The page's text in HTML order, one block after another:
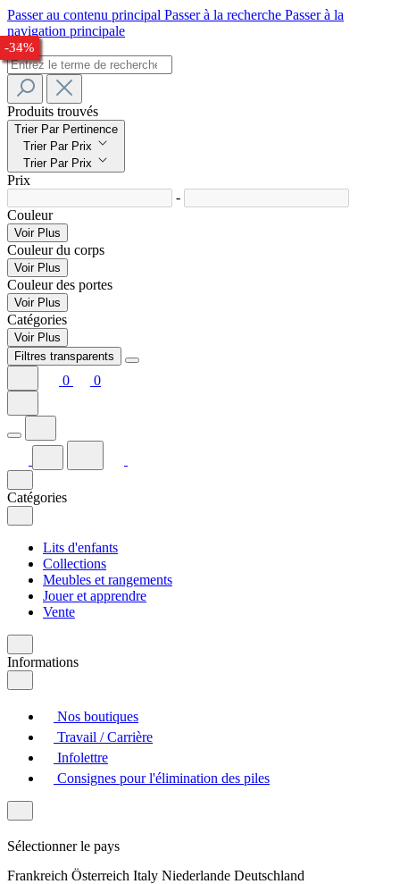
Passer au contenu principal Passer à la recherche Passer à la
navigation principale
Produits trouvés
Trier Par Pertinence
Trier Par Prix
Trier Par Prix
Prix
-
Couleur
Voir Plus
Couleur du corps
Voir Plus
Couleur des portes
Voir Plus
Catégories
Voir Plus
Filtres transparents
0 0
Catégories
Lits d'enfants
Collections
Meubles et rangements
Jouer et apprendre
Vente
Informations
Nos boutiques
Travail / Carrière
Infolettre
Consignes pour l'élimination des piles
Sélectionner le pays
Frankreich Österreich Italy Niederlande Deutschland
-28%
-24%
-28%
-30%
-28%
-27%
-33%
-34%